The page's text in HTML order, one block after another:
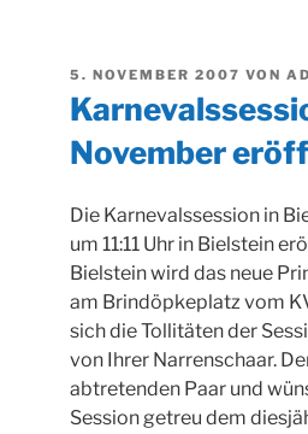
VERÖFFENTLICHT
5. NOVEMBER 2007 VON
November
Die Karnevalssession in
um 11:11 Uhr in Bielstein
Bielstein wird das neue
am Brindöpkeplatz vom
sich die Tollitäten der
von Ihrer Narrenschaar.
abtretenden Paar und
Session getreu dem